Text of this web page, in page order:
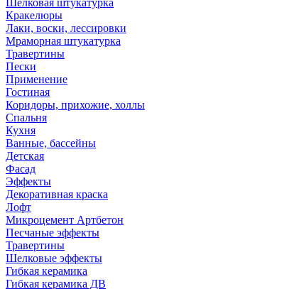
Кракелюры
Лаки, воски, лессировки
Мраморная штукатурка
Травертины
Пески
Применение
Гостиная
Коридоры, прихожие, холлы
Спальня
Кухня
Ванные, бассейны
Детская
Фасад
Эффекты
Декоративная краска
Лофт
Микроцемент Артбетон
Песчаные эффекты
Травертины
Шелковые эффекты
Гибкая керамика
Гибкая керамика ДВ